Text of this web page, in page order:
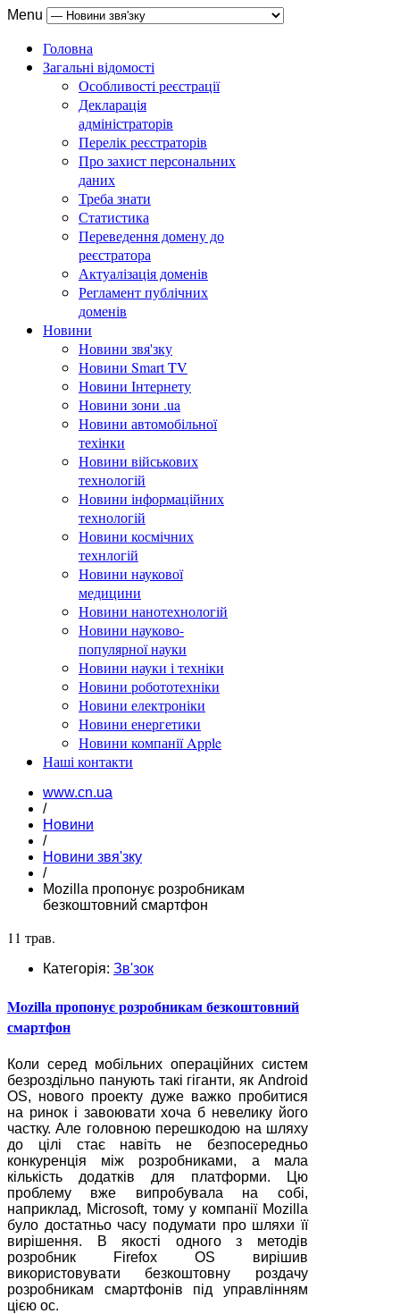
Menu
Головна
Загальні відомості
Особливості реєстрації
Декларація
адміністраторів
Перелік реєстраторів
Про захист персональних
даних
Треба знати
Статистика
Переведення домену до
реєстратора
Актуалізація доменів
Регламент публічних
доменів
Новини
Новини звя'зку
Новини Smart TV
Новини Інтернету
Новини зони .ua
Новини автомобільної
техінки
Новини військових
технологій
Новини інформаційних
технологій
Новини космічних
технлогій
Новини наукової
медицини
Новини нанотехнологій
Новини науково-
популярної науки
Новини науки і техніки
Новини робототехніки
Новини електроніки
Новини енергетики
Новини компанії Apple
Наші контакти
www.cn.ua
/
Новини
/
Новини звя'зку
/
Mozilla пропонує розробникам
безкоштовний смартфон
11 трав.
Категорія: Зв'зок
Mozilla пропонує розробникам безкоштовний
смартфон
Коли серед мобільних операційних систем
безроздільно панують такі гіганти, як Android
OS, нового проекту дуже важко пробитися
на ринок і завоювати хоча б невелику його
частку. Але головною перешкодою на шляху
до цілі стає навіть не безпосередньо
конкуренція між розробниками, а мала
кількість додатків для платформи. Цю
проблему вже випробувала на собі,
наприклад, Microsoft, тому у компанії Mozilla
було достатньо часу подумати про шляхи її
вирішення. В якості одного з методів
розробник Firefox OS вирішив
використовувати безкоштовну роздачу
розробникам смартфонів під управлінням
цією ос.